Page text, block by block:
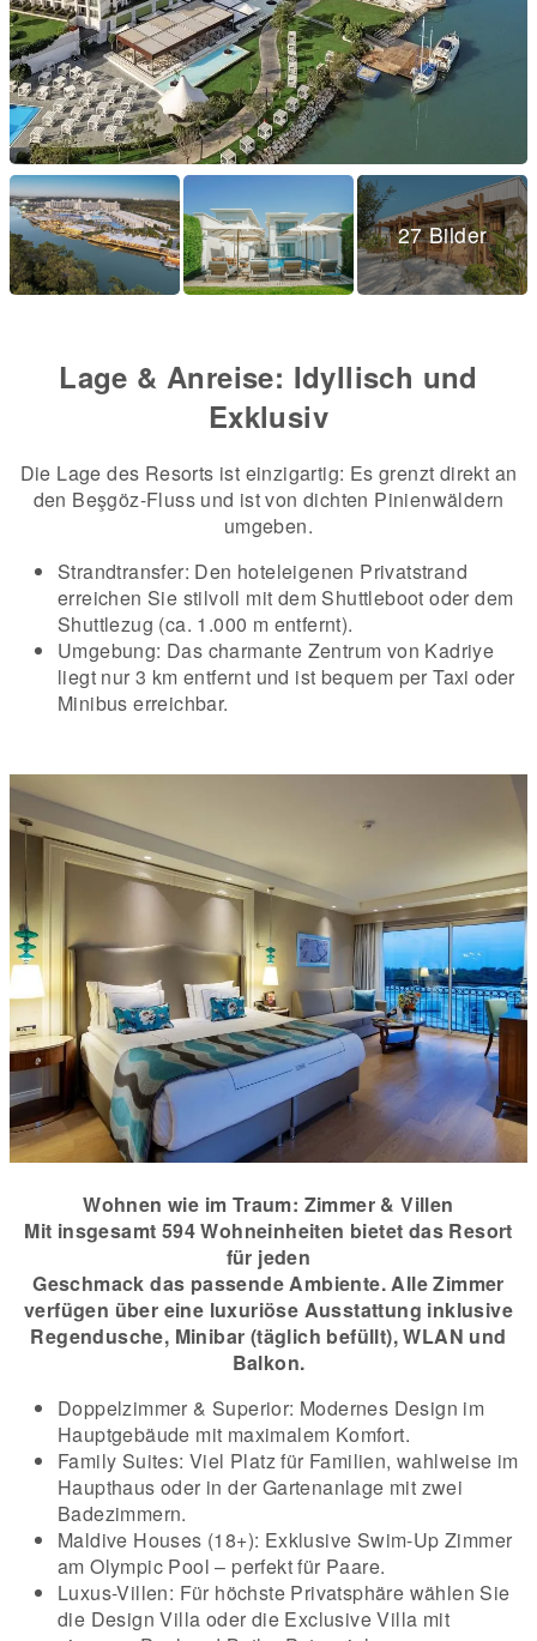
27 Bilder
Lage & Anreise: Idyllisch und
Exklusiv
Die Lage des Resorts ist einzigartig: Es grenzt direkt an
den Beşgöz-Fluss und ist von dichten Pinienwäldern
umgeben.
Strandtransfer: Den hoteleigenen Privatstrand
erreichen Sie stilvoll mit dem Shuttleboot oder dem
Shuttlezug (ca. 1.000 m entfernt).
Umgebung: Das charmante Zentrum von Kadriye
liegt nur 3 km entfernt und ist bequem per Taxi oder
Minibus erreichbar.
Wohnen wie im Traum: Zimmer & Villen
Mit insgesamt 594 Wohneinheiten bietet das Resort
für jeden
Geschmack das passende Ambiente. Alle Zimmer
verfügen über eine luxuriöse Ausstattung inklusive
Regendusche, Minibar (täglich befüllt), WLAN und
Balkon.
Doppelzimmer & Superior: Modernes Design im
Hauptgebäude mit maximalem Komfort.
Family Suites: Viel Platz für Familien, wahlweise im
Haupthaus oder in der Gartenanlage mit zwei
Badezimmern.
Maldive Houses (18+): Exklusive Swim-Up Zimmer
am Olympic Pool – perfekt für Paare.
Luxus-Villen: Für höchste Privatsphäre wählen Sie
die Design Villa oder die Exclusive Villa mit